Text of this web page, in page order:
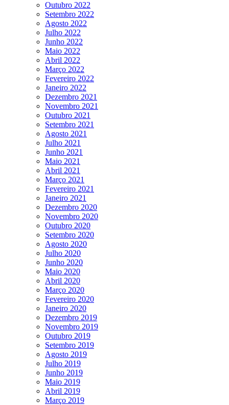
Outubro 2022
Setembro 2022
Agosto 2022
Julho 2022
Junho 2022
Maio 2022
Abril 2022
Março 2022
Fevereiro 2022
Janeiro 2022
Dezembro 2021
Novembro 2021
Outubro 2021
Setembro 2021
Agosto 2021
Julho 2021
Junho 2021
Maio 2021
Abril 2021
Março 2021
Fevereiro 2021
Janeiro 2021
Dezembro 2020
Novembro 2020
Outubro 2020
Setembro 2020
Agosto 2020
Julho 2020
Junho 2020
Maio 2020
Abril 2020
Março 2020
Fevereiro 2020
Janeiro 2020
Dezembro 2019
Novembro 2019
Outubro 2019
Setembro 2019
Agosto 2019
Julho 2019
Junho 2019
Maio 2019
Abril 2019
Março 2019